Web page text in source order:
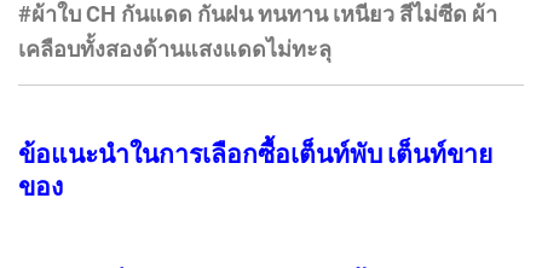
#ผ้าใบ CH กันแดด กันฝน ทนทาน เหนียว สีไม่ซีด ผ้า
เคลือบทั้งสองด้านแสงแดดไม่ทะลุ
ข้อแนะนำในการเลือกซื้อเต็นท์พับ เต็นท์ขาย
ของ